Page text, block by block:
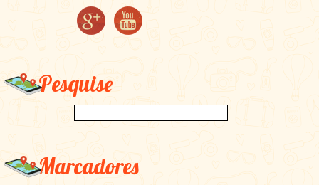
Pesquise
Marcadores